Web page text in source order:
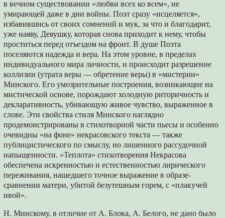
в вечном существовании «любви всех ко всем», не
умирающей даже в дни войны. Поэт сразу «исцеляется»,
избавившись от своих сомнений и мук, за что и благодарит,
уже наяву, Девушку, которая снова приходит к нему, чтобы
проститься перед отъездом на фронт. В душе Поэта
поселяются надежда и вера. На этом уровне, в пределах
индивидуального мира личности, и происходит разрешение
коллизии (утрата веры — обретение веры) в «мистерии»
Минского. Его умозрительные построения, возникающие на
мистической основе, порождают холодную риторичность и
декларативность, убивающую живое чувство, выраженное в
слове. Эти свойства стиля Минского наглядно
продемонстрированы в стихотворной части пьесы и особенно
очевидны «на фоне» некрасовского текста — также
публицистического по смыслу, но лишенного рассудочной
напыщенности. «Теплота» стихотворения Некрасова
обеспечена искренностью и естественностью лирического
переживания, нашедшего точное выражение в образе-
сравнении матери, убитой безутешным горем, с «плакучей
ивой».
Н. Минскому, в отличие от А. Блока, А. Белого, не дано было